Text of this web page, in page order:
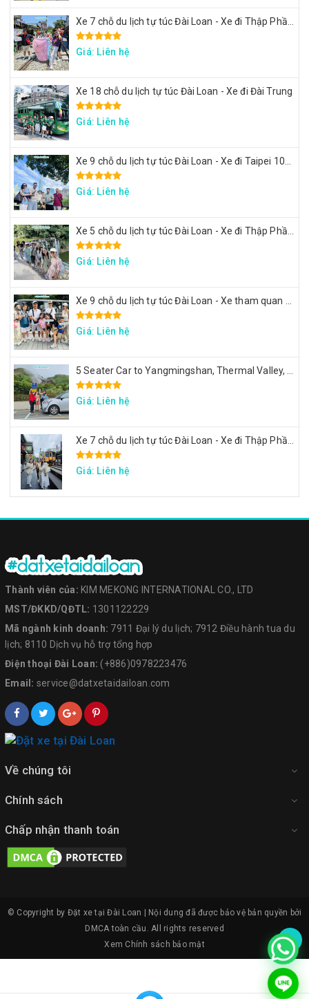
Xe 7 chỗ du lịch tự túc Đài Loan - Xe đi Thập Phần, Cửu Phần
Giá: Liên hệ
Xe 18 chỗ du lịch tự túc Đài Loan - Xe đi Đài Trung
Giá: Liên hệ
Xe 9 chỗ du lịch tự túc Đài Loan - Xe đi Taipei 101, lâu đài Mr. Brown, ngắm đảo Rùa Nghi Lan
Giá: Liên hệ
Xe 5 chỗ du lịch tự túc Đài Loan - Xe đi Thập Phần, Cửu Phần
Giá: Liên hệ
Xe 9 chỗ du lịch tự túc Đài Loan - Xe tham quan 7 ngày theo hành trình yêu cầu
Giá: Liên hệ
5 Seater Car to Yangmingshan, Thermal Valley, Beitou
Giá: Liên hệ
Xe 7 chỗ du lịch tự túc Đài Loan - Xe đi Thập Phần, Cửu Phần, Cảng sắc màu
Giá: Liên hệ
Thành viên của: KIM MEKONG INTERNATIONAL CO., LTD
MST/ĐKKD/QĐTL: 1301122229
Mã ngành kinh doanh: 7911 Đại lý du lịch; 7912 Điều hành tua du
lịch; 8110 Dịch vụ hỗ trợ tổng hợp
Điện thoại Đài Loan: (+886)0978223476
Email: service@datxetaidailoan.com
Về chúng tôi
Chính sách
Chấp nhận thanh toán
© Copyright by Đặt xe tại Đài Loan | Nội dung đã được bảo vệ bản quyền bởi
DMCA toàn cầu. All rights reserved
Xem Chính sách bảo mật